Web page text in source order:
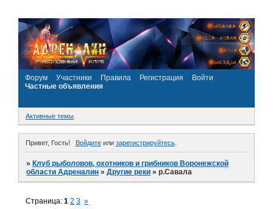
Форум Участники Правила Регистрация
Войти
Частные объявления
Активные темы
Привет, Гость! Войдитеили зарегистрируйтесь.
»Клуб рыболовов, охотников и грибников Воронежской
области Адреналин »Другие реки »р.Савала
Страница:1 2 3 »